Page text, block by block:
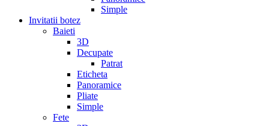
Simple
Invitatii botez
Baieti
3D
Decupate
Patrat
Eticheta
Panoramice
Pliate
Simple
Fete